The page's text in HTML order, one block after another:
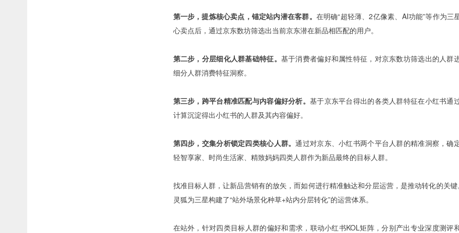
第一步，提炼核心卖点，锚定站内潜在客群。 在明确“超轻薄、2亿像素、AI功能”等作为三
心卖点后，通过京东数坊筛选出当前京东潜在新品相匹配的用户。
第二步，分层细化人群基础特征。 基于消费者偏好和属性特征，对京东数坊筛选出的人群
细分人群消费特征洞察。
第三步，跨平台精准匹配与内容偏好分析。 基于京东平台得出的各类人群特征在小红书通
计算沉淀得出小红书的人群及其内容偏好。
第四步，交集分析锁定四类核心人群。通过对京东、小红书两个平台人群的精准洞察，确
轻智享家、时尚生活家、精致妈妈四类人群作为新品最终的目标人群。
找准目标人群，让新品营销有的放矢，而如何进行精准触达和分层运营，是推动转化的关
灵狐为三星构建了“站外场景化种草+站内分层转化”的运营体系。
在站外，针对四类目标人群的偏好和需求，联动小红书KOL矩阵，分别产出专业深度测评